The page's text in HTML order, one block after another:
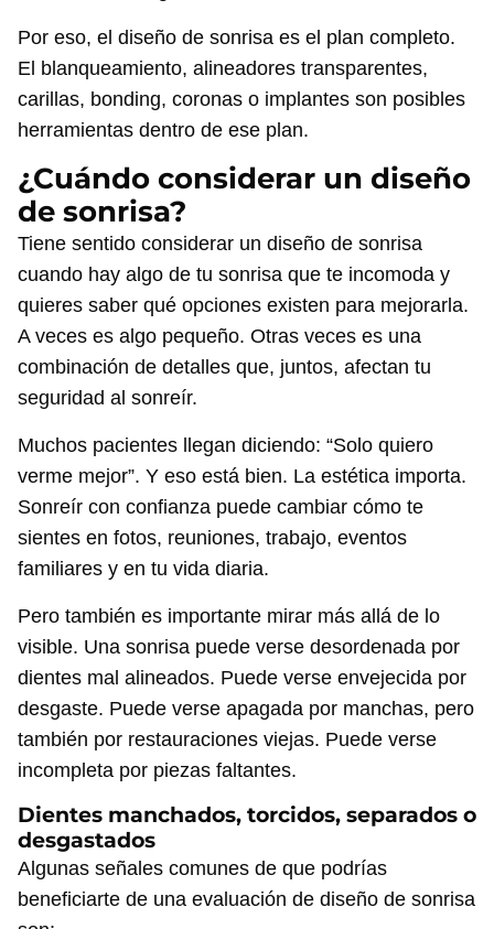
Por eso, el diseño de sonrisa es el plan completo.
El blanqueamiento, alineadores transparentes,
carillas, bonding, coronas o implantes son posibles
herramientas dentro de ese plan.
¿Cuándo considerar un diseño
de sonrisa?
Tiene sentido considerar un diseño de sonrisa
cuando hay algo de tu sonrisa que te incomoda y
quieres saber qué opciones existen para mejorarla.
A veces es algo pequeño. Otras veces es una
combinación de detalles que, juntos, afectan tu
seguridad al sonreír.
Muchos pacientes llegan diciendo: “Solo quiero
verme mejor”. Y eso está bien. La estética importa.
Sonreír con confianza puede cambiar cómo te
sientes en fotos, reuniones, trabajo, eventos
familiares y en tu vida diaria.
Pero también es importante mirar más allá de lo
visible. Una sonrisa puede verse desordenada por
dientes mal alineados. Puede verse envejecida por
desgaste. Puede verse apagada por manchas, pero
también por restauraciones viejas. Puede verse
incompleta por piezas faltantes.
Dientes manchados, torcidos, separados o
desgastados
Algunas señales comunes de que podrías
beneficiarte de una evaluación de diseño de sonrisa